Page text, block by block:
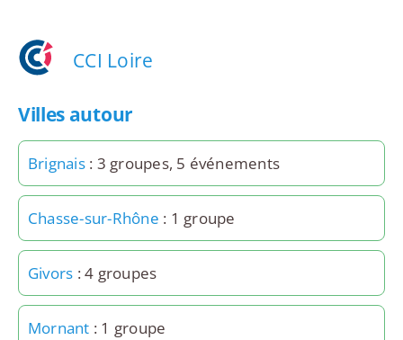
CCI Loire
Villes autour
Brignais: 3 groupes, 5 événements
Chasse-sur-Rhône : 1 groupe
Givors : 4 groupes
Mornant : 1 groupe